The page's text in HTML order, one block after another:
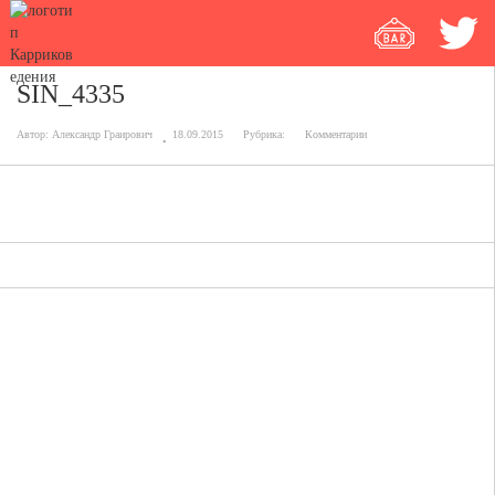
SIN_4335
Автор: Александр Граирович 18.09.2015 Рубрика: Комментарии